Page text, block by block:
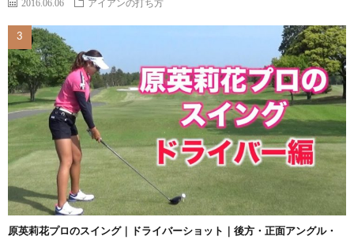
2016.06.06 アイアンの打ち方
原英莉花プロのスイング｜ドライバーショット｜後方・正面アングル・